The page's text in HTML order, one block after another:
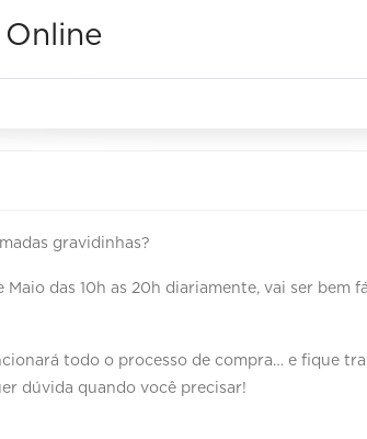
gravidinhas?
das 10h as 20h diariamente, vai ser bem
todo o processo de compra… e fique
dúvida quando você precisar!